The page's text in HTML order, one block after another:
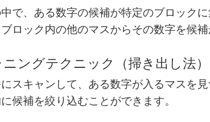
で、ある数字の候補が特定のブロック
ロック内の他のマスからその数字を候補
ングテクニック（掃き出し法）
スキャンして、ある数字が入るマスを
候補を絞り込むことができます。